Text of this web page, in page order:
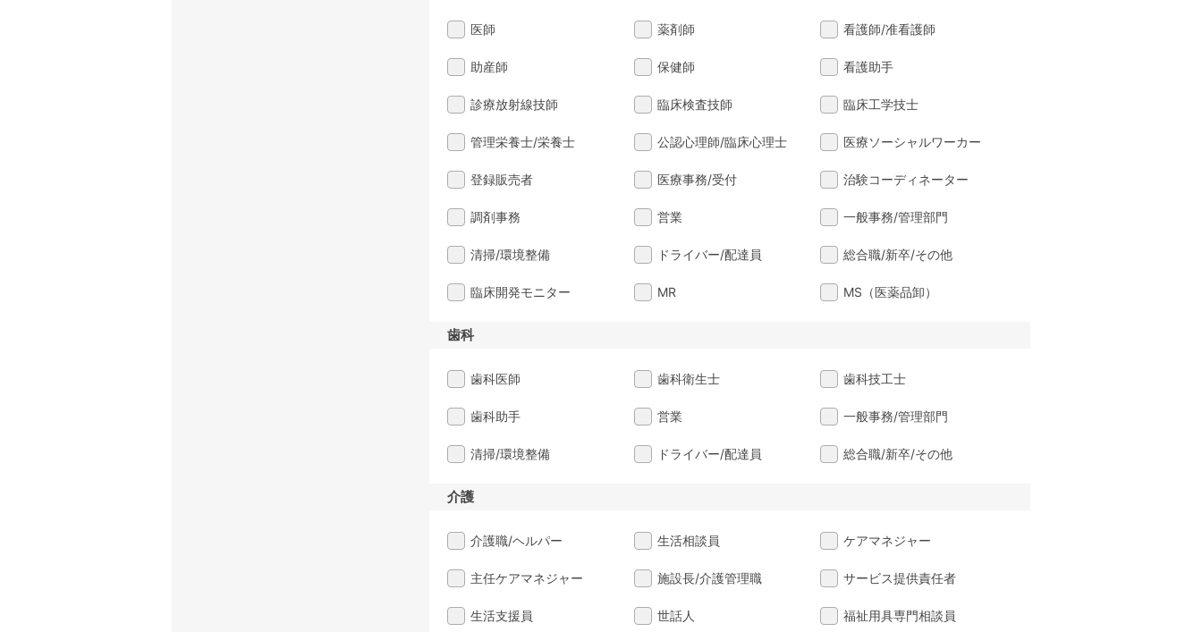
医師 薬剤師 看護師/准看護師
助産師 保健師 看護助手
診療放射線技師 臨床検査技師 臨床工学技士
管理栄養士/栄養士 公認心理師/臨床心理士 医療ソーシャルワーカー
登録販売者 医療事務/受付 治験コーディネーター
調剤事務 営業 一般事務/管理部門
清掃/環境整備 ドライバー/配達員 総合職/新卒/その他
臨床開発モニター MR MS（医薬品卸）
歯科
歯科医師 歯科衛生士 歯科技工士
歯科助手 営業 一般事務/管理部門
清掃/環境整備 ドライバー/配達員 総合職/新卒/その他
介護
介護職/ヘルパー 生活相談員 ケアマネジャー
主任ケアマネジャー 施設長/介護管理職 サービス提供責任者
生活支援員 世話人 福祉用具専門相談員